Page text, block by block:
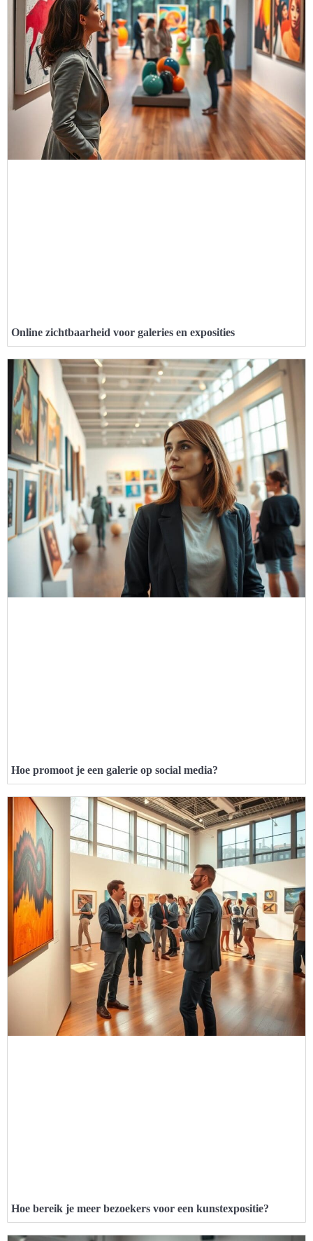
Online zichtbaarheid voor galeries en exposities
Hoe promoot je een galerie op social media?
Hoe bereik je meer bezoekers voor een kunstexpositie?